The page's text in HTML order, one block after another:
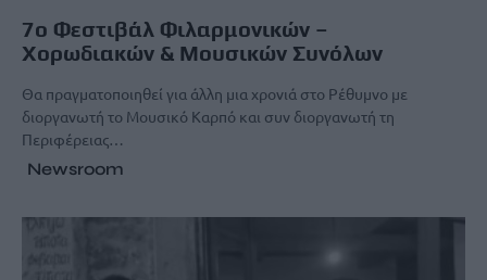
7ο Φεστιβάλ Φιλαρμονικών –
Χορωδιακών & Μουσικών Συνόλων
Θα πραγματοποιηθεί για άλλη μια χρονιά στο Ρέθυμνο με
διοργανωτή το Μουσικό Καρπό και συν διοργανωτή τη
Περιφέρειας…
Newsroom